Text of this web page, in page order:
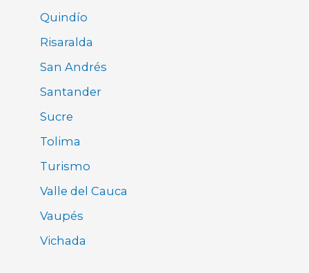
Quindío
Risaralda
San Andrés
Santander
Sucre
Tolima
Turismo
Valle del Cauca
Vaupés
Vichada